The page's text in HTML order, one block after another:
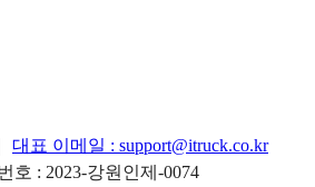
대표 이메일 : support@itruck.co.kr
호 : 2023-강원인제-0074